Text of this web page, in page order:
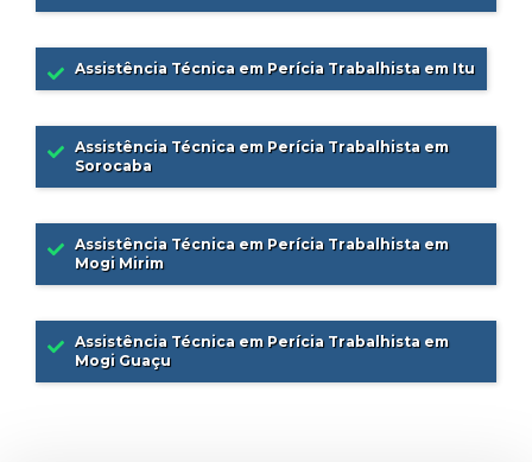
Assistência Técnica em Perícia Trabalhista em Itu
Assistência Técnica em Perícia Trabalhista em
Sorocaba
Assistência Técnica em Perícia Trabalhista em
Mogi Mirim
Assistência Técnica em Perícia Trabalhista em
Mogi Guaçu